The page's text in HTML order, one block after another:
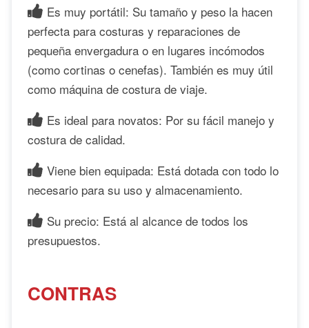
Es muy portátil: Su tamaño y peso la hacen
perfecta para costuras y reparaciones de
pequeña envergadura o en lugares incómodos
(como cortinas o cenefas). También es muy útil
como máquina de costura de viaje.
Es ideal para novatos: Por su fácil manejo y
costura de calidad.
Viene bien equipada: Está dotada con todo lo
necesario para su uso y almacenamiento.
Su precio: Está al alcance de todos los
presupuestos.
CONTRAS